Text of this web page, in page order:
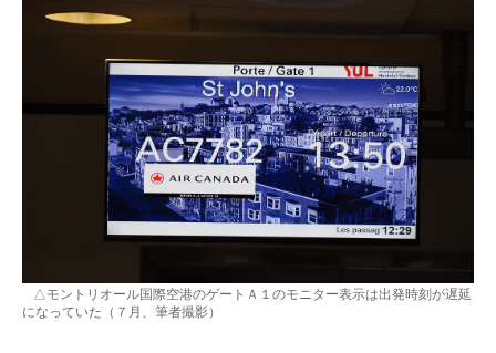
△モントリオール国際空港のゲートＡ１のモニター表示は出発時刻が遅延
になっていた（７月、筆者撮影）